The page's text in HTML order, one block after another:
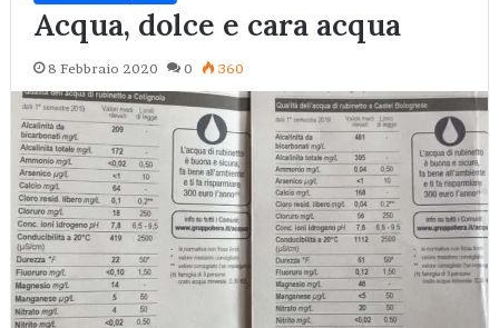
Acqua, dolce e cara acqua
8 Febbraio 2020 0 360